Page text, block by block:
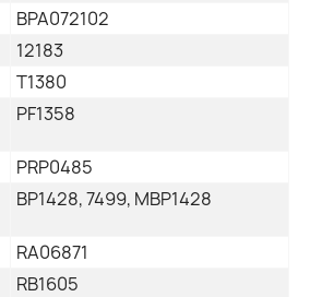
BPA072102
12183
T1380
PF1358
PRP0485
BP1428, 7499, MBP1428
RA06871
RB1605